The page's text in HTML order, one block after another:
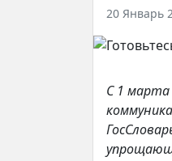
20 Январь
С 1 марта